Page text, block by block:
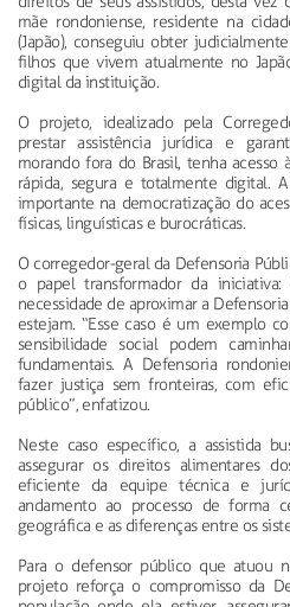
mãe rondoniense, residente na
(Japão), conseguiu obter
filhos que vivem atualmente no
digital da instituição.
O projeto, idealizado pela
prestar assistência jurídica e
morando fora do Brasil, tenha acesso
rápida, segura e totalmente digital.
importante na democratização do
físicas, linguísticas e burocráticas.
O corregedor-geral da Defensoria
o papel transformador da iniciativa:
necessidade de aproximar a
estejam. “Esse caso é um exemplo
sensibilidade social podem
fundamentais. A Defensoria
fazer justiça sem fronteiras, com
público”, enfatizou.
Neste caso específico, a assistida
assegurar os direitos alimentares
eficiente da equipe técnica e
andamento ao processo de forma
geográfica e as diferenças entre os
Para o defensor público que atuou
projeto reforça o compromisso da